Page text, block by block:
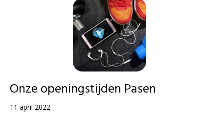
Onze openingstijden Pasen
11 april 2022